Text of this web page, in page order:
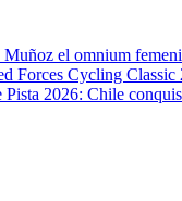
el omnium
Forces Cycling Classic
2026: Chile